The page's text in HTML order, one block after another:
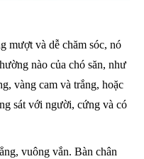
mượt và dễ chăm sóc, nó
nào của chó săn, như
vàng cam và trắng, hoặc
sát với người, cứng và có
vuông vắn. Bàn chân